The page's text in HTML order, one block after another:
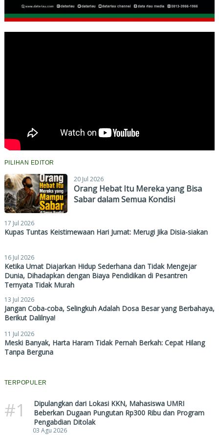
PILIHAN EDITOR
20 Jul 2026
Orang Hebat Itu Mereka yang Bisa
Sabar dalam Semua Kondisi
17 Jul 2026
Kupas Tuntas Keistimewaan Hari Jumat: Merugi Jika Disia-siakan
16 Jul 2026
Ketika Umat Diajarkan Hidup Sederhana dan Tidak Mengejar
Dunia, Dihadapkan dengan Biaya Pendidikan di Pesantren
Ternyata Tidak Murah
13 Jul 2026
Jangan Coba-coba, Selingkuh Adalah Dosa Besar yang Berbahaya,
Berikut Dalilnya!
11 Jul 2026
Meski Banyak, Harta Haram Tidak Pernah Berkah: Cepat Hilang
Tanpa Berguna
TERPOPULER
#1
Dipulangkan dari Lokasi KKN, Mahasiswa UMRI
Beberkan Dugaan Pungutan Rp300 Ribu dan Program
Pengabdian Ditolak
03 Agu 2026